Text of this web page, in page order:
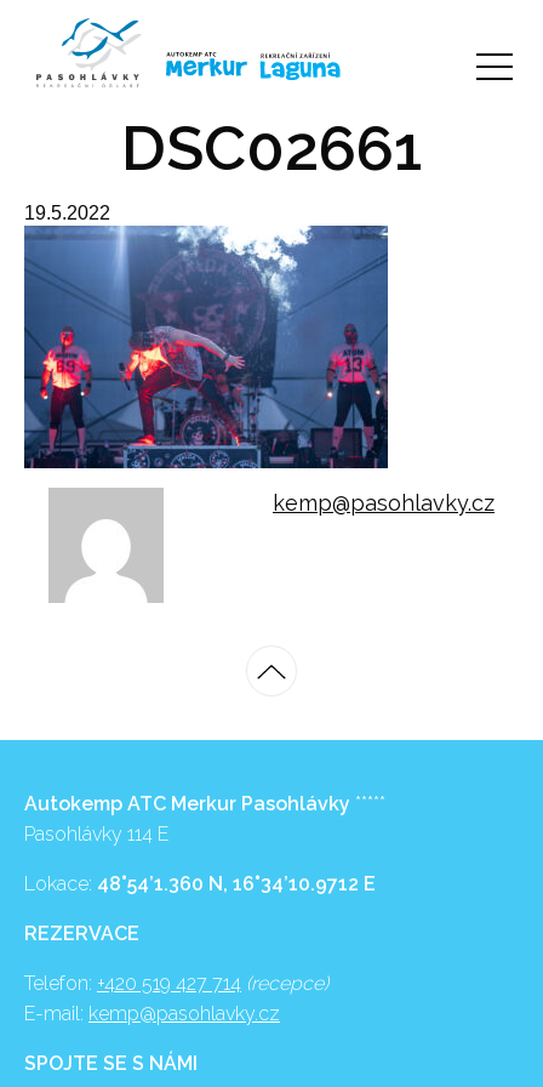
DSC02661
19.5.2022
kemp@pasohlavky.cz
Autokemp ATC Merkur Pasohlávky *****
Pasohlávky 114 E
Lokace: 48°54’1.360 N, 16°34’10.9712 E
REZERVACE
Telefon: +420 519 427 714 (recepce)
E-mail: kemp@pasohlavky.cz
SPOJTE SE S NÁMI